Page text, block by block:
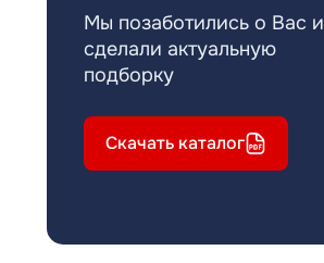
Мы позаботились о Вас и
сделали актуальную
подборку
Скачать каталог